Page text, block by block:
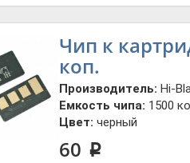
Чип к
коп.
Производитель: Hi-
Емкость чипа: 1500
Цвет: черный
60 p